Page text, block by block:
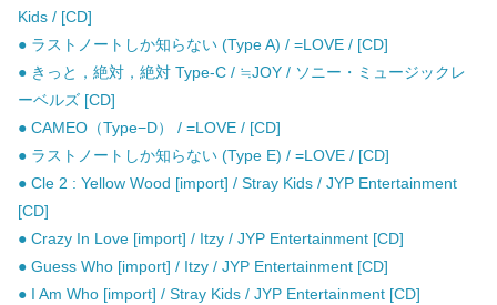
Kids / [CD]
● ラストノートしか知らない (Type A) / =LOVE / [CD]
● きっと，絶対，絶対 Type-C / ≒JOY / ソニー・ミュージックレ
ーベルズ [CD]
● CAMEO（Type−D） / =LOVE / [CD]
● ラストノートしか知らない (Type E) / =LOVE / [CD]
● Cle 2 : Yellow Wood [import] / Stray Kids / JYP Entertainment
[CD]
● Crazy In Love [import] / Itzy / JYP Entertainment [CD]
● Guess Who [import] / Itzy / JYP Entertainment [CD]
● I Am Who [import] / Stray Kids / JYP Entertainment [CD]